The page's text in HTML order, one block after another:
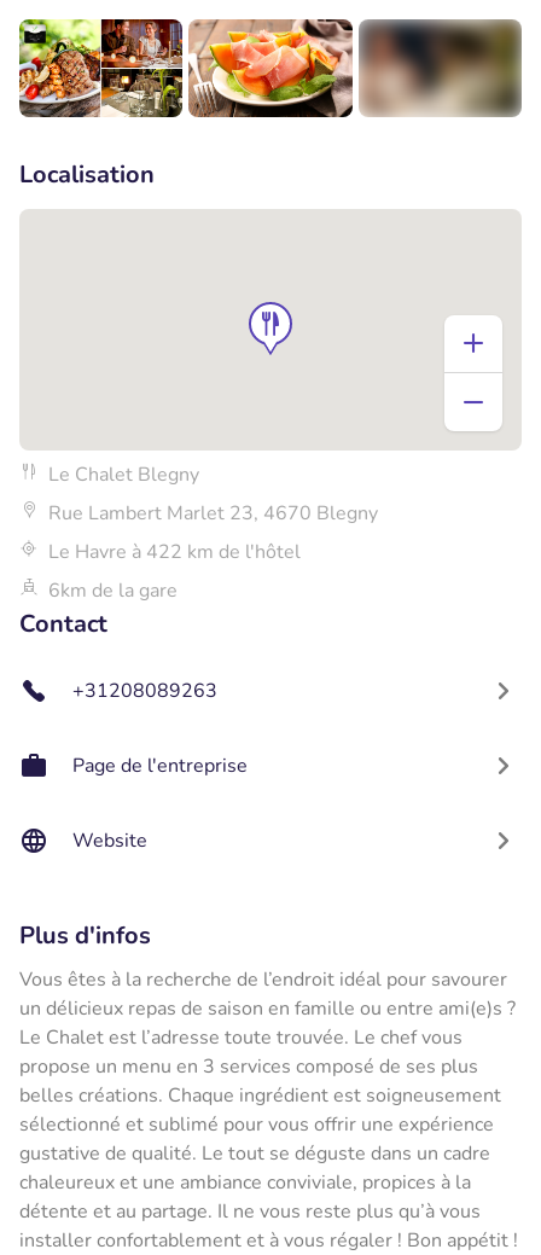
Localisation
Le Chalet Blegny
Rue Lambert Marlet 23, 4670 Blegny
Le Havre à 422 km de l'hôtel
6km de la gare
Contact
+31208089263
Page de l'entreprise
Website
Plus d'infos
Vous êtes à la recherche de l’endroit idéal pour savourer
un délicieux repas de saison en famille ou entre ami(e)s ?
Le Chalet est l’adresse toute trouvée. Le chef vous
propose un menu en 3 services composé de ses plus
belles créations. Chaque ingrédient est soigneusement
sélectionné et sublimé pour vous offrir une expérience
gustative de qualité. Le tout se déguste dans un cadre
chaleureux et une ambiance conviviale, propices à la
détente et au partage. Il ne vous reste plus qu’à vous
installer confortablement et à vous régaler ! Bon appétit !